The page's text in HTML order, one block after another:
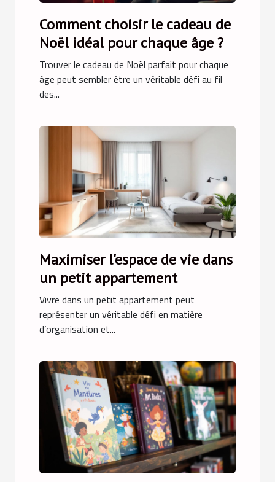
Comment choisir le cadeau de
Noël idéal pour chaque âge ?
Trouver le cadeau de Noël parfait pour chaque
âge peut sembler être un véritable défi au fil
des...
Maximiser l'espace de vie dans
un petit appartement
Vivre dans un petit appartement peut
représenter un véritable défi en matière
d’organisation et...